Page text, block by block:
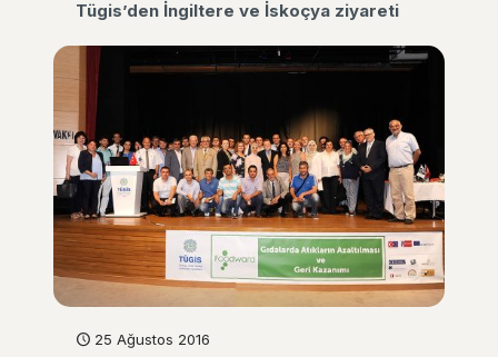
Tügis’den İngiltere ve İskoçya ziyareti
25 Ağustos 2016